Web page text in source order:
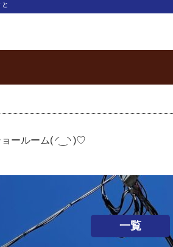
ールーム( ◜‿◝ )♡
一覧